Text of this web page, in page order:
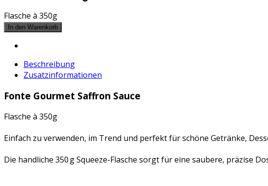
Flasche à 350g
Beschreibung
Zusatzinformationen
Fonte Gourmet Saffron Sauce
Flasche à 350g
Einfach zu verwenden, im Trend und perfekt für schöne Getränke,
Die handliche 350 g Squeeze-Flasche sorgt für eine saubere, präzise